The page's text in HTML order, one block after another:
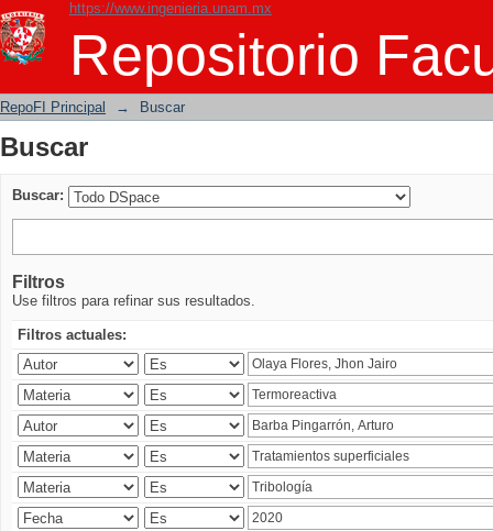
https://www.ingenieria.unam.mx
Repositorio
Buscar
RepoFI Principal → Buscar
Buscar
Buscar:
Filtros
Use filtros para refinar sus resultados.
Filtros actuales: